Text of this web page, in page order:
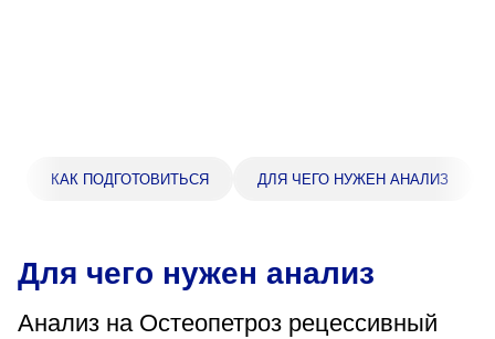
«Парус»
Понедельник — четверг
перерыв 12:00–12:30
КАК ПОДГОТОВИТЬСЯ ДЛЯ ЧЕГО НУЖЕН АНАЛИЗ
Для чего нужен анализ
Анализ на Остеопетроз рецессивный